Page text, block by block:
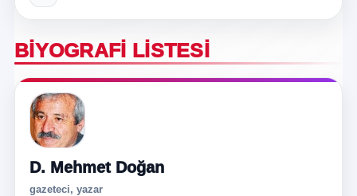
BIYOGRAFI LISTESI
D. Mehmet Doğan
gazeteci, yazar